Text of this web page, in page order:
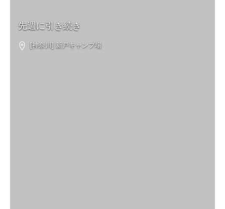
先週に引き続き
[神奈川] 新戸キャンプ場